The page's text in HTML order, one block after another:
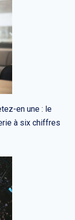
en une : le
à six chiffres